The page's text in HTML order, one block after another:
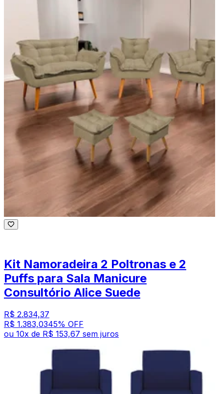
Kit Namoradeira 2 Poltronas e 2
Puffs para Sala Manicure
Consultório Alice Suede
R$ 2.834,37
R$ 1.383,0345% OFF
ou 10x de R$ 153,67 sem juros